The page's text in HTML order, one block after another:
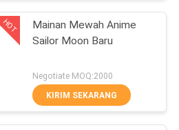
HOT
Mainan Mewah Anime
Sailor Moon Baru
Negotiate MOQ:2000
KIRIM SEKARANG